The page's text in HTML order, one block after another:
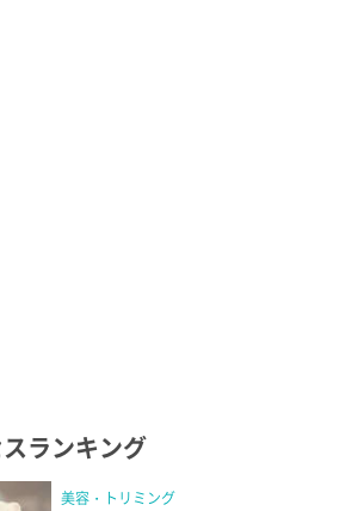
ランキング
美容・トリミング